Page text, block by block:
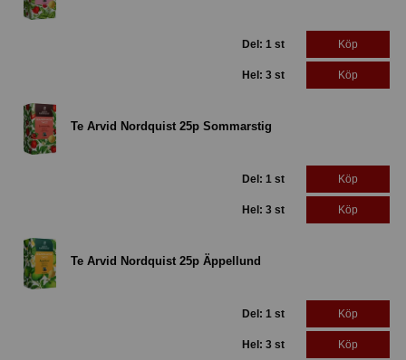
Del: 1 st Köp
Hel: 3 st Köp
Te Arvid Nordquist 25p Sommarstig
Del: 1 st Köp
Hel: 3 st Köp
Te Arvid Nordquist 25p Äppellund
Del: 1 st Köp
Hel: 3 st Köp